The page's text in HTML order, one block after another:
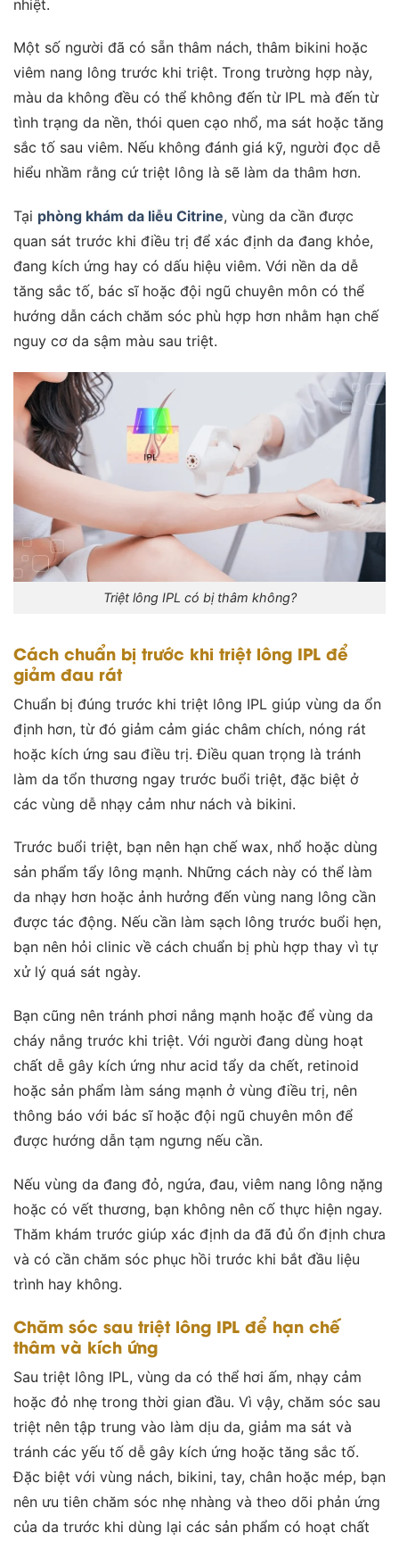
nhiệt.
Một số người đã có sẵn thâm nách, thâm bikini hoặc
viêm nang lông trước khi triệt. Trong trường hợp này,
màu da không đều có thể không đến từ IPL mà đến từ
tình trạng da nền, thói quen cạo nhổ, ma sát hoặc tăng
sắc tố sau viêm. Nếu không đánh giá kỹ, người đọc dễ
hiểu nhầm rằng cứ triệt lông là sẽ làm da thâm hơn.
Tại phòng khám da liễu Citrine, vùng da cần được
quan sát trước khi điều trị để xác định da đang khỏe,
đang kích ứng hay có dấu hiệu viêm. Với nền da dễ
tăng sắc tố, bác sĩ hoặc đội ngũ chuyên môn có thể
hướng dẫn cách chăm sóc phù hợp hơn nhằm hạn chế
nguy cơ da sậm màu sau triệt.
Triệt lông IPL có bị thâm không?
Cách chuẩn bị trước khi triệt lông IPL để
giảm đau rát
Chuẩn bị đúng trước khi triệt lông IPL giúp vùng da ổn
định hơn, từ đó giảm cảm giác châm chích, nóng rát
hoặc kích ứng sau điều trị. Điều quan trọng là tránh
làm da tổn thương ngay trước buổi triệt, đặc biệt ở
các vùng dễ nhạy cảm như nách và bikini.
Trước buổi triệt, bạn nên hạn chế wax, nhổ hoặc dùng
sản phẩm tẩy lông mạnh. Những cách này có thể làm
da nhạy hơn hoặc ảnh hưởng đến vùng nang lông cần
được tác động. Nếu cần làm sạch lông trước buổi hẹn,
bạn nên hỏi clinic về cách chuẩn bị phù hợp thay vì tự
xử lý quá sát ngày.
Bạn cũng nên tránh phơi nắng mạnh hoặc để vùng da
cháy nắng trước khi triệt. Với người đang dùng hoạt
chất dễ gây kích ứng như acid tẩy da chết, retinoid
hoặc sản phẩm làm sáng mạnh ở vùng điều trị, nên
thông báo với bác sĩ hoặc đội ngũ chuyên môn để
được hướng dẫn tạm ngưng nếu cần.
Nếu vùng da đang đỏ, ngứa, đau, viêm nang lông nặng
hoặc có vết thương, bạn không nên cố thực hiện ngay.
Thăm khám trước giúp xác định da đã đủ ổn định chưa
và có cần chăm sóc phục hồi trước khi bắt đầu liệu
trình hay không.
Chăm sóc sau triệt lông IPL để hạn chế
thâm và kích ứng
Sau triệt lông IPL, vùng da có thể hơi ấm, nhạy cảm
hoặc đỏ nhẹ trong thời gian đầu. Vì vậy, chăm sóc sau
triệt nên tập trung vào làm dịu da, giảm ma sát và
tránh các yếu tố dễ gây kích ứng hoặc tăng sắc tố.
Đặc biệt với vùng nách, bikini, tay, chân hoặc mép, bạn
nên ưu tiên chăm sóc nhẹ nhàng và theo dõi phản ứng
của da trước khi dùng lại các sản phẩm có hoạt chất